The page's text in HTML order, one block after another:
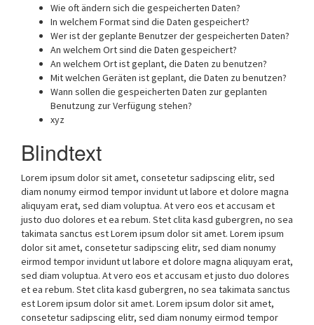
Wie oft ändern sich die gespeicherten Daten?
In welchem Format sind die Daten gespeichert?
Wer ist der geplante Benutzer der gespeicherten Daten?
An welchem Ort sind die Daten gespeichert?
An welchem Ort ist geplant, die Daten zu benutzen?
Mit welchen Geräten ist geplant, die Daten zu benutzen?
Wann sollen die gespeicherten Daten zur geplanten
Benutzung zur Verfügung stehen?
xyz
Blindtext
Lorem ipsum dolor sit amet, consetetur sadipscing elitr, sed
diam nonumy eirmod tempor invidunt ut labore et dolore magna
aliquyam erat, sed diam voluptua. At vero eos et accusam et
justo duo dolores et ea rebum. Stet clita kasd gubergren, no sea
takimata sanctus est Lorem ipsum dolor sit amet. Lorem ipsum
dolor sit amet, consetetur sadipscing elitr, sed diam nonumy
eirmod tempor invidunt ut labore et dolore magna aliquyam erat,
sed diam voluptua. At vero eos et accusam et justo duo dolores
et ea rebum. Stet clita kasd gubergren, no sea takimata sanctus
est Lorem ipsum dolor sit amet. Lorem ipsum dolor sit amet,
consetetur sadipscing elitr, sed diam nonumy eirmod tempor